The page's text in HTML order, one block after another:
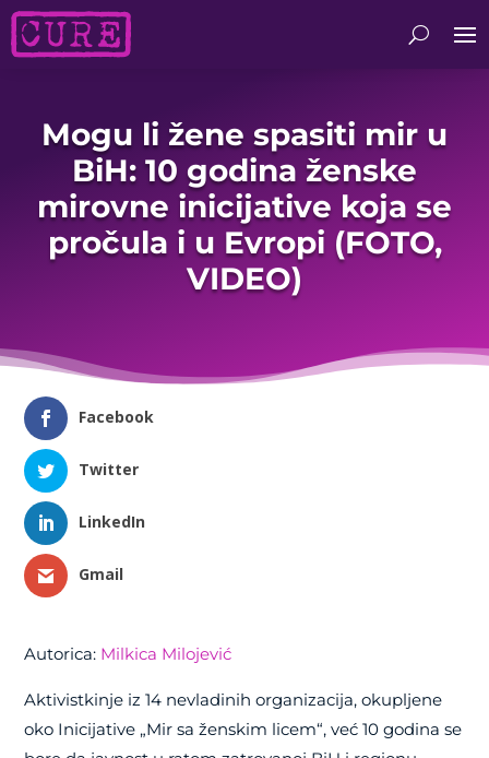
Mogu li žene spasiti mir u
BiH: 10 godina ženske
mirovne inicijative koja se
pročula i u Evropi (FOTO,
VIDEO)
Facebook
Twitter
LinkedIn
Gmail
Autorica: Milkica Milojević
Aktivistkinje iz 14 nevladinih organizacija, okupljene
oko Inicijative „Mir sa ženskim licem“, već 10 godina se